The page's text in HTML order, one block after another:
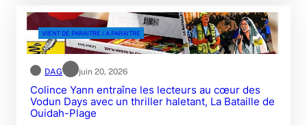
VIENT DE PARAITRE / A PARAITRE
DAG juin 20, 2026
Colince Yann entraîne les lecteurs au cœur des
Vodun Days avec un thriller haletant, La Bataille de
Ouidah-Plage